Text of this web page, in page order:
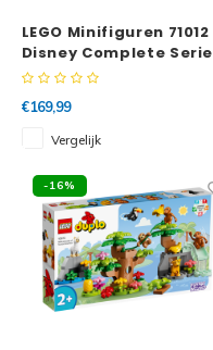
LEGO Minifiguren 71012
Disney Complete Serie
€169,99
Vergelijk
-16%